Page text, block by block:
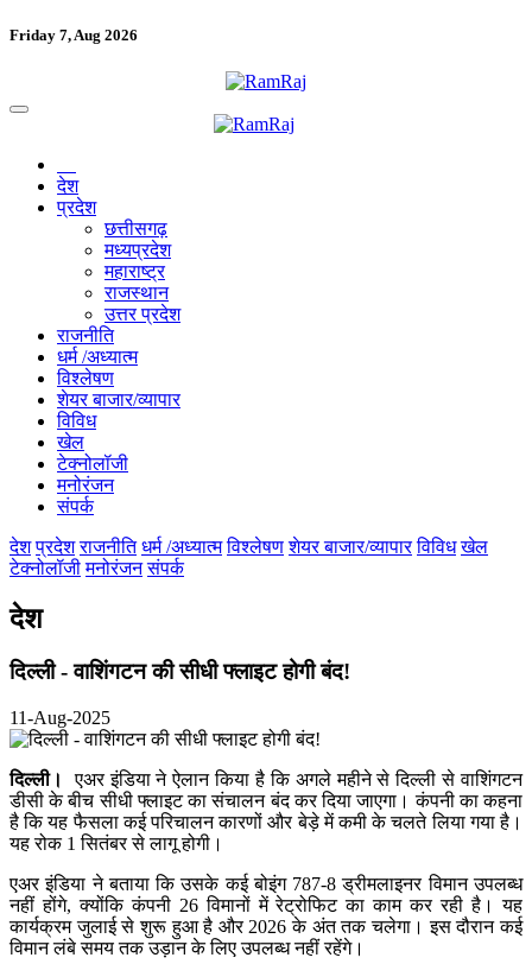
Friday 7, Aug 2026
देश
प्रदेश
छत्तीसगढ़
मध्यप्रदेश
महाराष्ट्र
राजस्थान
उत्तर प्रदेश
राजनीति
धर्म /अध्यात्म
विश्लेषण
शेयर बाजार/व्यापार
विविध
खेल
टेक्नोलॉजी
मनोरंजन
संपर्क
देश प्रदेश राजनीति धर्म /अध्यात्म विश्लेषण शेयर बाजार/व्यापार विविध खेल
टेक्नोलॉजी मनोरंजन संपर्क
देश
दिल्ली - वाशिंगटन की सीधी फ्लाइट होगी बंद!
11-Aug-2025
दिल्ली।
एअर इंडिया ने ऐलान किया है कि अगले महीने से दिल्ली से वाशिंगटन
डीसी के बीच सीधी फ्लाइट का संचालन बंद कर दिया जाएगा। कंपनी का कहना
है कि यह फैसला कई परिचालन कारणों और बेड़े में कमी के चलते लिया गया है।
यह रोक 1 सितंबर से लागू होगी।
एअर इंडिया ने बताया कि उसके कई बोइंग 787-8 ड्रीमलाइनर विमान उपलब्ध
नहीं होंगे, क्योंकि कंपनी 26 विमानों में रेट्रोफिट का काम कर रही है। यह
कार्यक्रम जुलाई से शुरू हुआ है और 2026 के अंत तक चलेगा। इस दौरान कई
विमान लंबे समय तक उड़ान के लिए उपलब्ध नहीं रहेंगे।